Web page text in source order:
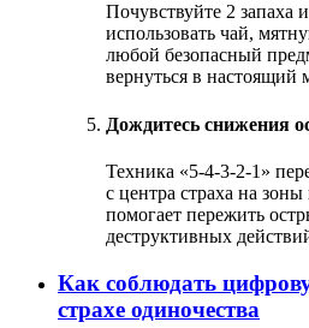
Почувствуйте 2 запаха
использовать чай,
любой безопасный
вернуться в настоящий
Дождитесь снижения
Техника «5-4-3-2-1»
с центра страха на
помогает пережить
деструктивных
Как соблюдать
страхе одиночества